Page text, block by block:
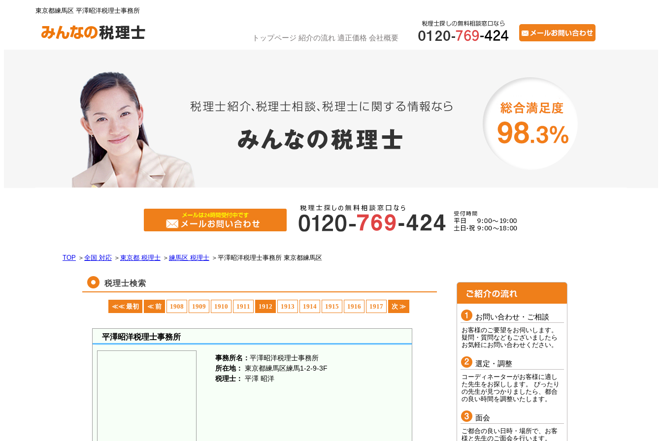
東京都練馬区 平澤昭洋税理士事務所
トップページ 紹介の流れ 適正価格 会社概要
TOP ＞ 全国 対応 ＞ 東京都 税理士 ＞ 練馬区 税理士 ＞ 平澤昭洋税理士事務所 東京都練馬区
税理士検索
≪≪ 最初 ≪ 前 1908 1909 1910 1911 1912 1913 1914 1915 1916 1917 次 ≫
平澤昭洋税理士事務所
事務所名： 平澤昭洋税理士事務所
所在地： 東京都練馬区練馬1-2-9-3F
税理士： 平澤 昭洋
お問い合わせ・ご相談
お客様のご要望をお伺いします。
疑問・質問などもございましたら
お気軽にお問い合わせください。
選定・調整
コーディネーターがお客様に適し
た先生をお探しします。 ぴったり
の先生が見つかりましたら、都合
の良い時間を調整いたします。
面会
ご都合の良い日時・場所で、お客
様と先生のご面会を行います。